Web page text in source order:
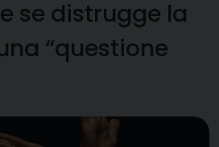
se distrugge la
“questione